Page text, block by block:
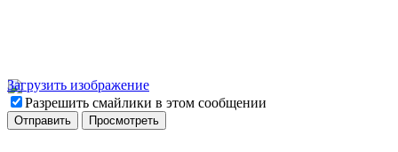
Загрузить изображение
Разрешить смайлики в этом сообщении